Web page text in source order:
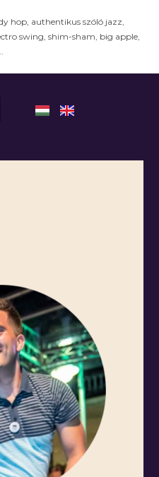
hop, authentikus szóló jazz,
swing, shim-sham, big apple,